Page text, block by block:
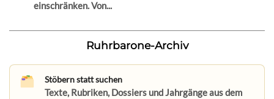
einschränken. Von...
Ruhrbarone-Archiv
Stöbern statt suchen
Texte, Rubriken, Dossiers und Jahrgänge aus dem